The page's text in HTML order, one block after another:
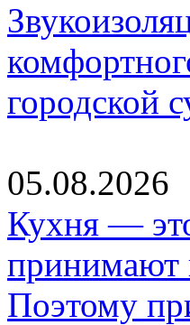
городской
05.08.2026
Кухня —
принимают
Поэтому